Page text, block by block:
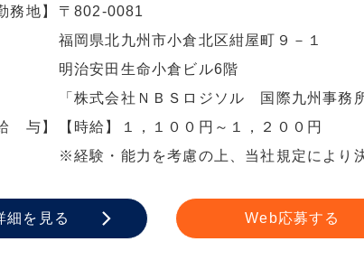
務地】
〒802-0081
福岡県北九州市小倉北区紺屋町９－１
明治安田生命小倉ビル6階
「株式会社ＮＢＳロジソル 国際九州事務
与】
【時給】１，１００円～１，２００円
※経験・能力を考慮の上、当社規定により
細を見る Web応募する